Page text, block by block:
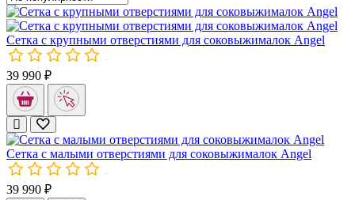
Толкатель для соковыжималок Angel с силиконовым
Толкатель с силиконовым уплотнителем для соковыжималки
В комплекте:
1x Толкатель;
1x Силиконовый уплотнитель для толкателя;
2x Запасных силиконовых кольца для отжимной корзины
Данная деталь предназначена для установки на сетку или
Сетка с крупными отверстиями для соковыжималок Angel
39 990 ₽
Сетка с малыми отверстиями для соковыжималок Angel
39 990 ₽